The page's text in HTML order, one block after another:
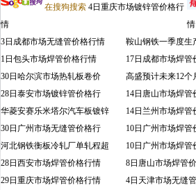
在搜狗搜索 4日重庆市场镀锌管价格行
情
情
3日成都市场无缝管价格行情
1日包头市场焊管价格行情
30日哈尔滨市场热轧板卷价
28日泰安市场镀锌管价格行
华菱安赛乐米塔尔汽车板镀锌
30日广州市场无缝管价格行
河北钢铁衡板冷轧厂单轧程超
28日西安市场焊管价格行情
29日重庆市场焊管价格行情
鞍山钢铁一季度生
17日成都市场焊管
高盛预计未来12个
14日唐山市场焊管
14日兰州市场焊管
10日广州市场焊管
10日广州市场焊管
8日唐山市场焊管
4日天津市场无缝